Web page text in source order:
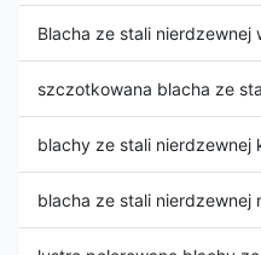
Blacha ze stali nierdzewnej
szczotkowana blacha ze
blachy ze stali nierdzewnej
blacha ze stali nierdzewnej